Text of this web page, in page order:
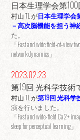
日本生理学会第
村山 TL が日本生理学会
－高次脳機能を担う神
た。
「Fast and wide field-of-view
network dynamics」
2023.02.23
第19回 光科学技
村山 TL が第19回 光科
演を行いました。
「Fast and wide-field Ca2+
sleep for perceptual learning」